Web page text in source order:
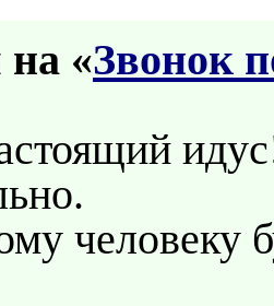
на «Звонок
человеку